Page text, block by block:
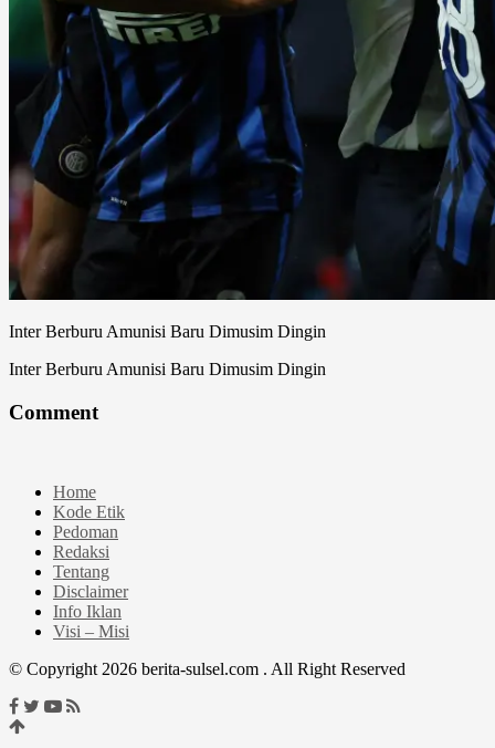
Inter Berburu Amunisi Baru Dimusim Dingin
Inter Berburu Amunisi Baru Dimusim Dingin
Comment
Home
Kode Etik
Pedoman
Redaksi
Tentang
Disclaimer
Info Iklan
Visi – Misi
© Copyright 2026 berita-sulsel.com . All Right Reserved